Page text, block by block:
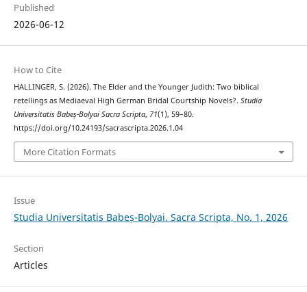
Published
2026-06-12
How to Cite
HALLINGER, S. (2026). The Elder and the Younger Judith: Two biblical
retellings as Mediaeval High German Bridal Courtship Novels?. Studia
Universitatis Babeș-Bolyai Sacra Scripta, 71(1), 59–80.
https://doi.org/10.24193/sacrascripta.2026.1.04
More Citation Formats
Issue
Studia Universitatis Babeș-Bolyai. Sacra Scripta, No. 1, 2026
Section
Articles